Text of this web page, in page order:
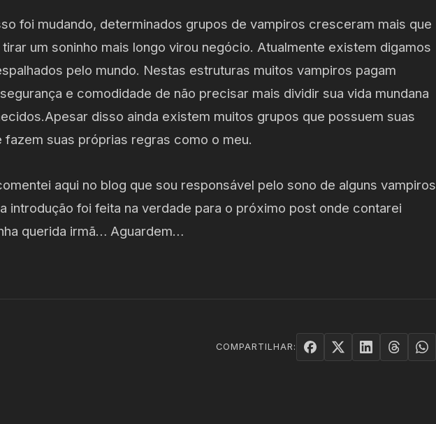
foi mudando, determinados grupos de vampiros cresceram mais que
um soninho mais longo virou negócio. Atualmente existem digamos
pelo mundo. Nestas estruturas muitos vampiros pagam
e comodidade de não precisar mais dividir sua vida mundana
disso ainda existem muitos grupos que possuem suas
suas próprias regras como o meu.
aqui no blog que sou responsável pelo sono de alguns vampiros
introdução foi feita na verdade para o próximo post onde contarei
querida irmã… Aguardem…
COMPARTILHAR: